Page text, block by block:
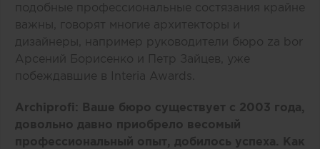
подобные профессиональные состязания крайне
важны, говорят многие архитекторы и
дизайнеры, например руководители бюро za bor
Арсений Борисенко и Петр Зайцев, уже
побеждавшие в Interia Awards.
Archiprofi : Ваше бюро существует с 2003 года,
довольно давно приобрело весомый
профессиональный опыт, добилось успеха. Как